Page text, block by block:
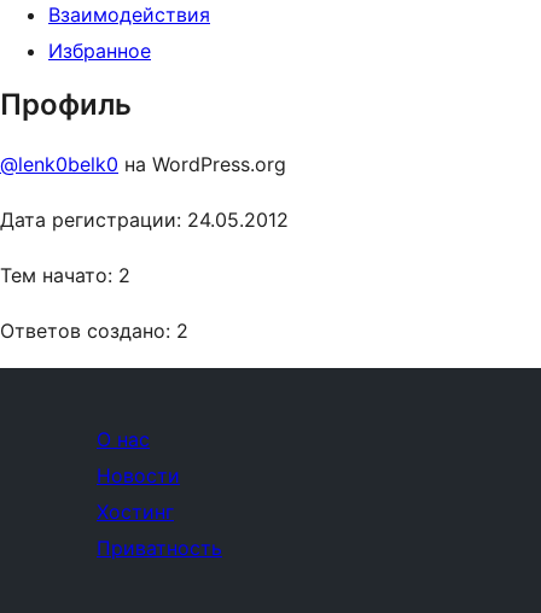
Взаимодействия
Избранное
Профиль
@lenk0belk0 на WordPress.org
Дата регистрации: 24.05.2012
Тем начато: 2
Ответов создано: 2
О нас
Новости
Хостинг
Приватность